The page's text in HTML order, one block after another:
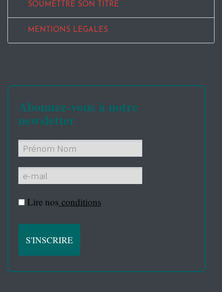
SOUMETTRE SON TITRE
MENTIONS LEGALES
Abonnez-vous à notre
newsletter
Lire nos conditions